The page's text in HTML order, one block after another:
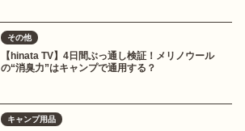
その他
【hinata TV】4日間ぶっ通し検証！メリノウール
の“消臭力”はキャンプで通用する？
キャンプ用品